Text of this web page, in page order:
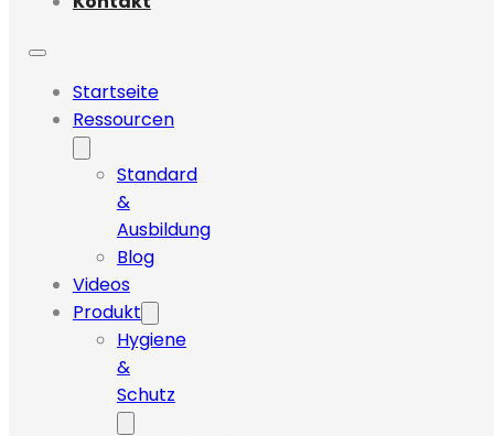
Startseite
Ressourcen
Standard
&
Ausbildung
Blog
Videos
Produkt
Hygiene
&
Schutz